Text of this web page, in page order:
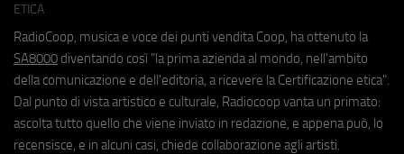
ETICA
RadioCoop, musica e voce dei punti vendita Coop, ha ottenuto la
SA8000 diventando così "la prima azienda al mondo, nell'ambito
della comunicazione e dell'editoria, a ricevere la Certificazione etica".
Dal punto di vista artistico e culturale, Radiocoop vanta un primato:
ascolta tutto quello che viene inviato in redazione, e appena può, lo
recensisce, e in alcuni casi, chiede collaborazione agli artisti.